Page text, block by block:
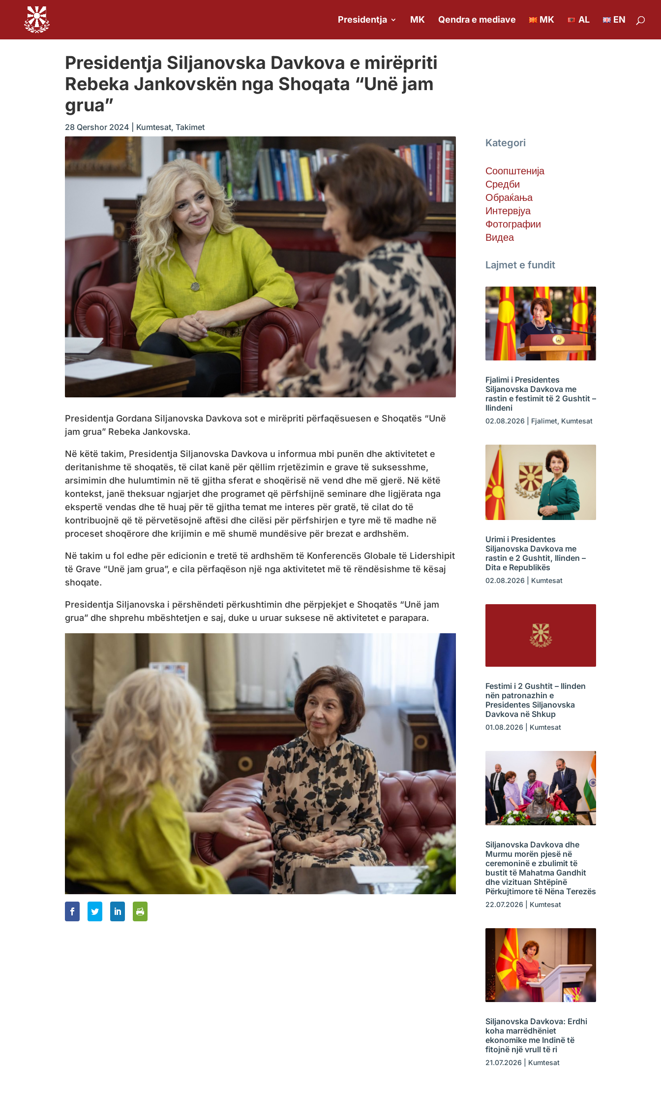
Presidentja MK Qendra e mediave MK AL EN
Presidentja Siljanovska Davkova e mirëpriti
Rebeka Jankovskën nga Shoqata “Unë jam
grua”
28 Qershor 2024 Kumtesat, Takimet
Presidentja Gordana Siljanovska Davkova sot e mirëpriti përfaqësuesen e Shoqatës “Unë
jam grua” Rebeka Jankovska.
Në këtë takim, Presidentja Siljanovska Davkova u informua mbi punën dhe aktivitetet e
deritanishme të shoqatës, të cilat kanë për qëllim rrjetëzimin e grave të suksesshme,
arsimimin dhe hulumtimin në të gjitha sferat e shoqërisë në vend dhe më gjerë. Në këtë
kontekst, janë theksuar ngjarjet dhe programet që përfshijnë seminare dhe ligjërata nga
ekspertë vendas dhe të huaj për të gjitha temat me interes për gratë, të cilat do të
kontribuojnë që të përvetësojnë aftësi dhe cilësi për përfshirjen e tyre më të madhe në
proceset shoqërore dhe krijimin e më shumë mundësive për brezat e ardhshëm.
Në takim u fol edhe për edicionin e tretë të ardhshëm të Konferencës Globale të Lidershipit
të Grave “Unë jam grua”, e cila përfaqëson një nga aktivitetet më të rëndësishme të kësaj
shoqate.
Presidentja Siljanovska i përshëndeti përkushtimin dhe përpjekjet e Shoqatës “Unë jam
grua” dhe shprehu mbështetjen e saj, duke u uruar suksese në aktivitetet e parapara.
Kategori
Соопштенија
Средби
Обраќања
Интервјуа
Фотографии
Видеа
Lajmet e fundit
Fjalimi i Presidentes
Siljanovska Davkova me
rastin e festimit të 2 Gushtit –
Ilindeni
02.08.2026 Fjalimet, Kumtesat
Urimi i Presidentes
Siljanovska Davkova me
rastin e 2 Gushtit, Ilinden –
Dita e Republikës
02.08.2026 Kumtesat
Festimi i 2 Gushtit – Ilinden
nën patronazhin e
Presidentes Siljanovska
Davkova në Shkup
01.08.2026 Kumtesat
Siljanovska Davkova dhe
Murmu morën pjesë në
ceremoninë e zbulimit të
bustit të Mahatma Gandhit
dhe vizituan Shtëpinë
Përkujtimore të Nëna Terezës
22.07.2026 Kumtesat
Siljanovska Davkova: Erdhi
koha marrëdhëniet
ekonomike me Indinë të
fitojnë një vrull të ri
21.07.2026 Kumtesat